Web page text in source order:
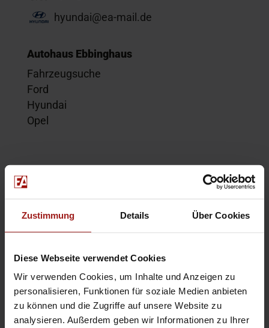
Zustimmung Details Über Cookies
Diese Webseite verwendet Cookies
Wir verwenden Cookies, um Inhalte und Anzeigen zu
personalisieren, Funktionen für soziale Medien anbieten
zu können und die Zugriffe auf unsere Website zu
analysieren. Außerdem geben wir Informationen zu Ihrer
hyundai@ea-mail.de
Autohaus Ebbinghaus
Fahrzeugsuche
Ford
Hyundai
Opel
Kontakt
Probefahrt
Service-Termin
EA Standorte
Ebbinghaus am Flughafen – Dortmund Sölde
Ebbinghaus am Tierpark – Dortmund Kirchhörde